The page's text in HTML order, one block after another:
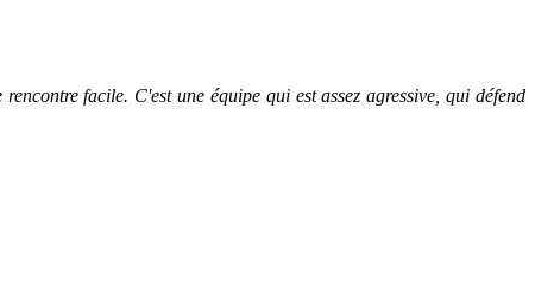
facile. C'est une équipe qui est assez agressive, qui défend